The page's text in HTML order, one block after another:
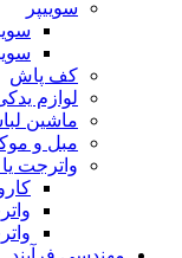
سوییپر
کف پاش
لوازم
ماشین
مبل و
واترجت